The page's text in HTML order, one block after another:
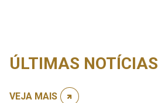
ÚLTIMAS NOTÍCIAS
VEJA MAIS